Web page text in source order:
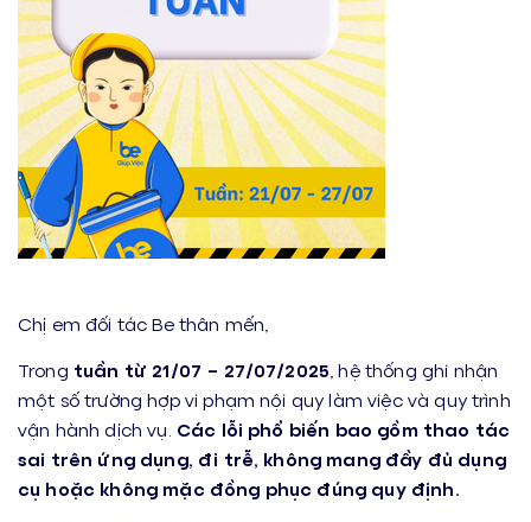
Chị em đối tác Be thân mến,
Trong tuần từ 21/07 – 27/07/2025 , hệ thống ghi nhận
một số trường hợp vi phạm nội quy làm việc và quy trình
vận hành dịch vụ. Các lỗi phổ biến bao gồm thao tác
sai trên ứng dụng, đi trễ, không mang đầy đủ dụng
cụ hoặc không mặc đồng phục đúng quy định.